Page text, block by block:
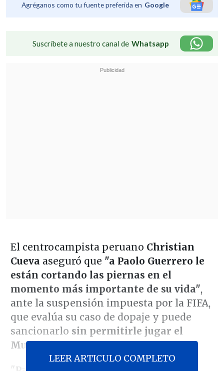
Agréganos como tu fuente preferida en Google
Suscríbete a nuestro canal de Whatsapp
El centrocampista peruano Christian
Cueva aseguró que "a Paolo Guerrero le
están cortando las piernas en el
momento más importante de su vida",
ante la suspensión impuesta por la FIFA,
que evalúa su caso de dopaje y puede
sancionarlo sin permitirle jugar el
Mundial de Rusia 2018.
LEER ARTICULO COMPLETO